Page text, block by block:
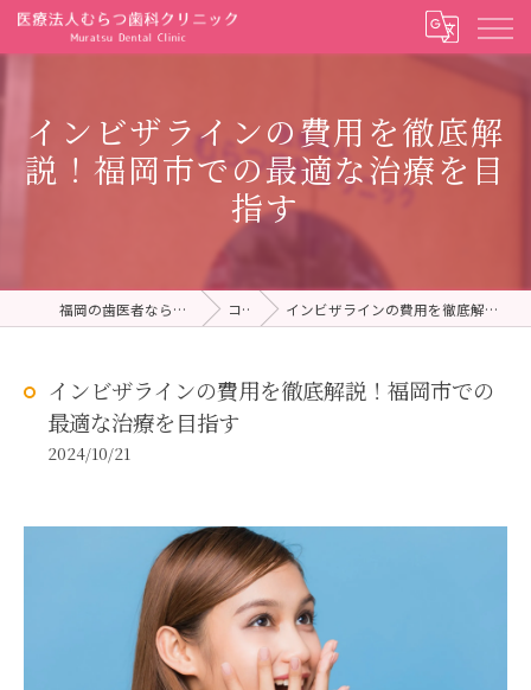
インビザラインの費用を徹底解
説！福岡市での最適な治療を目
指す
福岡の歯医者ならむらつ歯科クリニック コラム インビザラインの費用を徹底解説！福岡市での最適な治療を目指す
インビザラインの費用を徹底解説！福岡市での
最適な治療を目指す
2024/10/21